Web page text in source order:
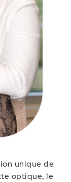
unique de
optique, le